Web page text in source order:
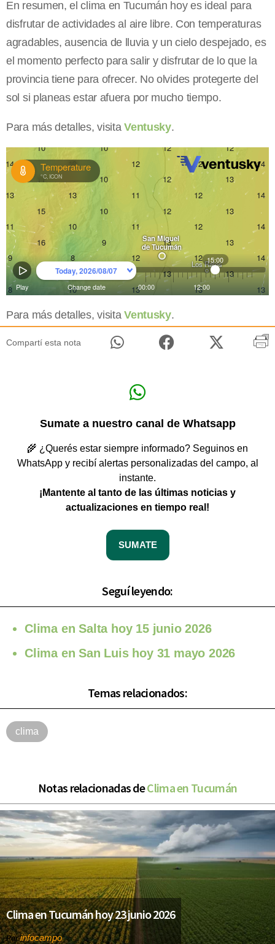
En resumen, el clima en Tucumán hoy es ideal para
disfrutar de actividades al aire libre. Con temperaturas
agradables, ausencia de lluvia y un cielo despejado, es
el momento perfecto para salir y disfrutar de lo que la
provincia tiene para ofrecer. No olvides protegerte del
sol si planeas estar afuera por mucho tiempo.
Para más detalles, visitaVentusky.
Para más detalles, visitaVentusky.
Compartí esta nota
Sumate a nuestro canal de Whatsapp
🌾 ¿Querés estar siempre informado? Seguinos en
WhatsApp y recibí alertas personalizadas del campo, al
instante.
¡Mantente al tanto de las últimas noticias y
actualizaciones en tiempo real!
SUMATE
Seguí leyendo:
Clima en Salta hoy 15 junio 2026
Clima en San Luis hoy 31 mayo 2026
Temas relacionados:
clima
Notas relacionadas deClima en Tucumán
Clima en Tucumán hoy 23 junio 2026
Porinfocampo